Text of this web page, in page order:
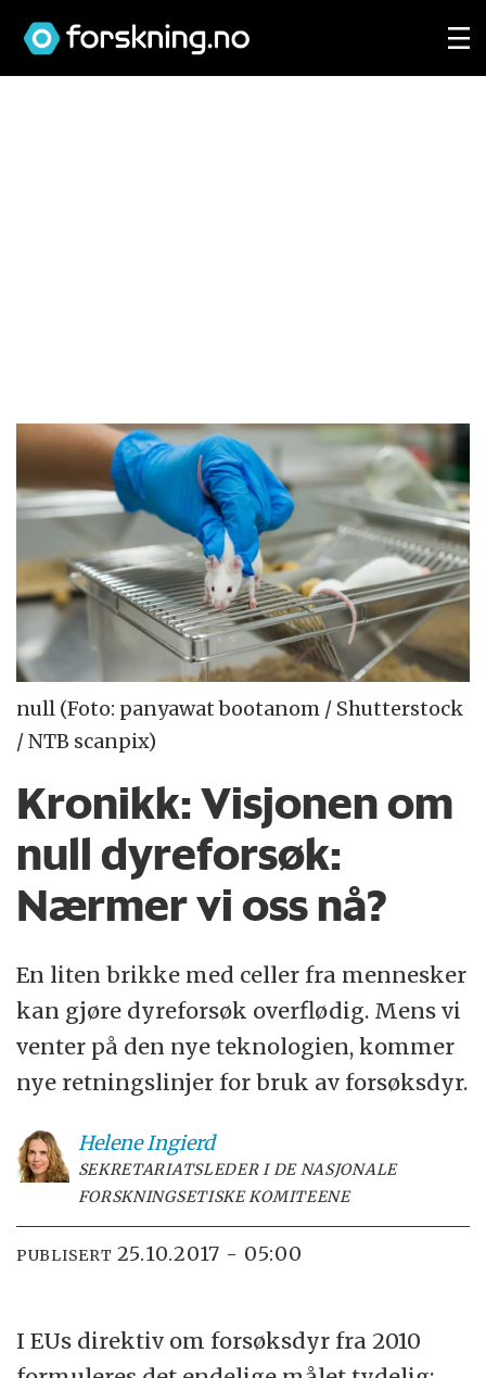
null (Foto: panyawat bootanom / Shutterstock
/ NTB scanpix)
Kronikk:Visjonen om
null dyreforsøk:
Nærmer vi oss nå?
En liten brikke med celler fra mennesker
kan gjøre dyreforsøk overflødig. Mens vi
venter på den nye teknologien, kommer
nye retningslinjer for bruk av forsøksdyr.
HeleneIngierd
SEKRETARIATSLEDER I DE NASJONALE
FORSKNINGSETISKE KOMITEENE
PUBLISERT 25.10.2017 - 05:00
I EUs direktiv om forsøksdyr fra 2010